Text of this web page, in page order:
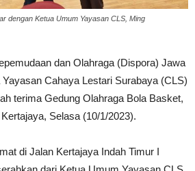
dengan Ketua Umum Yayasan CLS, Ming
dan Olahraga (Dispora) Jawa
Cahaya Lestari Surabaya (CLS)
terima Gedung Olahraga Bola Basket,
Selasa (10/1/2023).
di Jalan Kertajaya Indah Timur I